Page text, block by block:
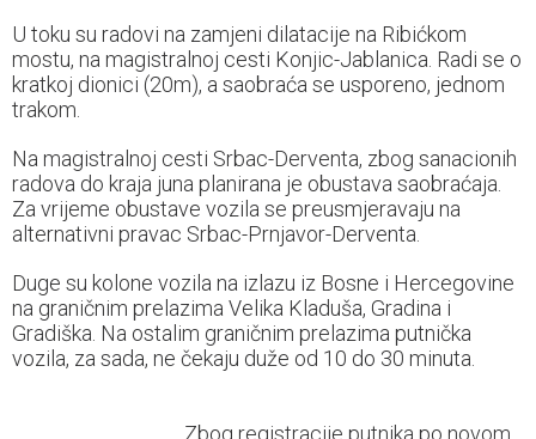
U toku su radovi na zamjeni dilatacije na Ribićkom
mostu, na magistralnoj cesti Konjic-Jablanica. Radi se o
kratkoj dionici (20m), a saobraća se usporeno, jednom
trakom.
Na magistralnoj cesti Srbac-Derventa, zbog sanacionih
radova do kraja juna planirana je obustava saobraćaja.
Za vrijeme obustave vozila se preusmjeravaju na
alternativni pravac Srbac-Prnjavor-Derventa.
Duge su kolone vozila na izlazu iz Bosne i Hercegovine
na graničnim prelazima Velika Kladuša, Gradina i
Gradiška. Na ostalim graničnim prelazima putnička
vozila, za sada, ne čekaju duže od 10 do 30 minuta.